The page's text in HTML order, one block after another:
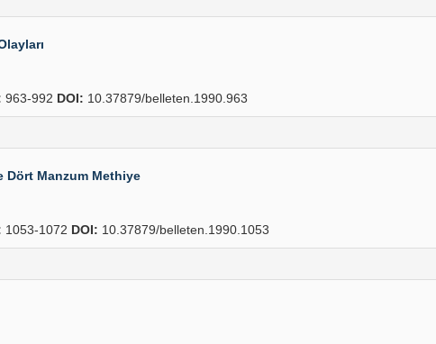
963-992 DOI: 10.37879/belleten.1990.963
Dört Manzum Methiye
1053-1072 DOI: 10.37879/belleten.1990.1053